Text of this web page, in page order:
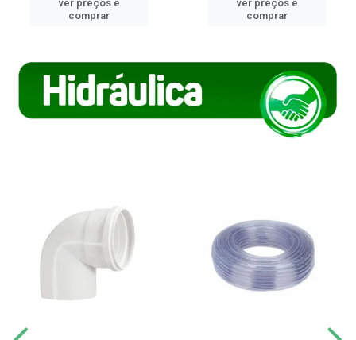
ver preços e
comprar
ver preços e
comprar